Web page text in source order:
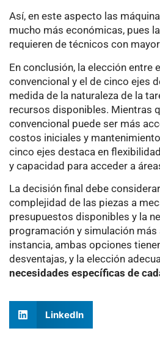
Así, en este aspecto las
mucho más económicas, pues
requieren de técnicos con
En conclusión, la elección entre
convencional y el de cinco ejes
medida de la naturaleza de la
recursos disponibles. Mientras
convencional puede ser más
costos iniciales y
cinco ejes destaca en
y capacidad para acceder a
La decisión final debe
complejidad de las piezas a
presupuestos disponibles y la
programación y simulación más
instancia, ambas opciones
desventajas, y la elección
necesidades específicas de
LinkedIn